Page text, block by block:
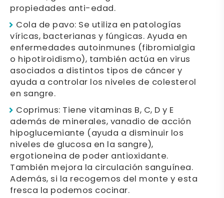
propiedades anti-edad.
Cola de pavo: Se utiliza en patologías
víricas, bacterianas y fúngicas. Ayuda en
enfermedades autoinmunes (fibromialgia
o hipotiroidismo), también actúa en virus
asociados a distintos tipos de cáncer y
ayuda a controlar los niveles de colesterol
en sangre.
Coprimus: Tiene vitaminas B, C, D y E
además de minerales, vanadio de acción
hipoglucemiante (ayuda a disminuir los
niveles de glucosa en la sangre),
ergotioneina de poder antioxidante.
También mejora la circulación sanguínea.
Además, si la recogemos del monte y esta
fresca la podemos cocinar.